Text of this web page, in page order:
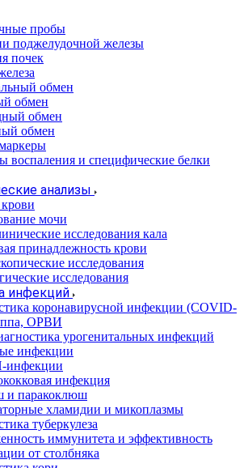
пробы
поджелудочной железы
почек
обмен
обмен
обмен
обмен
воспаления и специфические белки
анализы
мочи
исследования кала
принадлежность крови
исследования
исследования
инфекций
коронавирусной инфекции (COVID-
ОРВИ
урогенитальных инфекций
инфекции
инфекции
инфекция
и паракоклюш
хламидии и микоплазмы
туберкулеза
иммунитета и эффективность
от столбняка